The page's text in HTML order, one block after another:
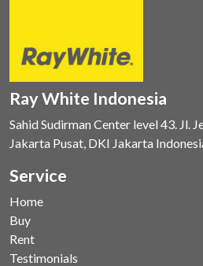
Ray White Indonesia
Sahid Sudirman Center level 43. Jl.
Jakarta Pusat, DKI Jakarta
Service
Home
Buy
Rent
Testimonials